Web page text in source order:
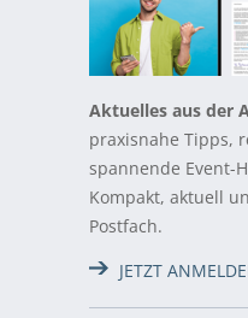
Aktuelles aus der
praxisnahe Tipps,
spannende Event-
Kompakt, aktuell
Postfach.
JETZT